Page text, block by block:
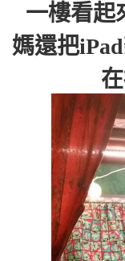
一樓看起
媽還把